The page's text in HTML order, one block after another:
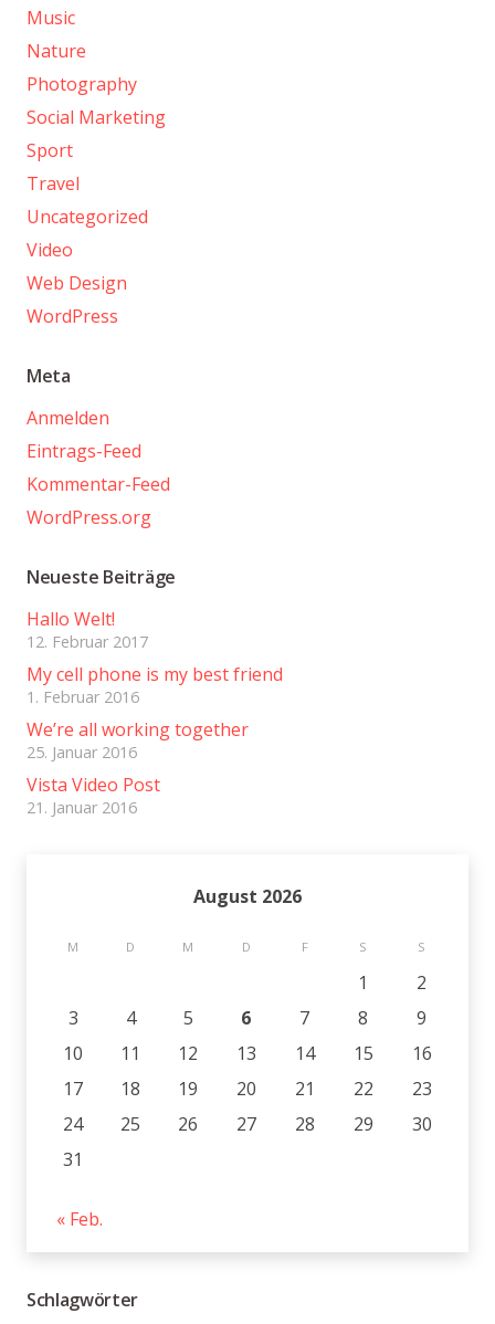
Music
Nature
Photography
Social Marketing
Sport
Travel
Uncategorized
Video
Web Design
WordPress
Meta
Anmelden
Eintrags-Feed
Kommentar-Feed
WordPress.org
Neueste Beiträge
Hallo Welt!
12. Februar 2017
My cell phone is my best friend
1. Februar 2016
We’re all working together
25. Januar 2016
Vista Video Post
21. Januar 2016
August 2026
M D M D F S S
1
2
3
4 5 6 7 8
9
10
11 12 13 14 15
16
17
18 19 20 21 22
23
24
25 26 27 28 29
30
31
« Feb.
Schlagwörter